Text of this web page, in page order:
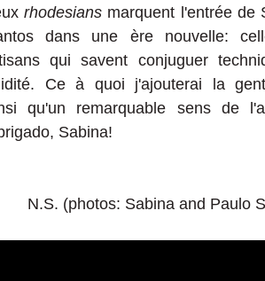
rhodesians marquent l'entrée de
dans une ère nouvelle:
qui savent conjuguer
Ce à quoi j'ajouterai la
qu'un remarquable sens de
Sabina!
N.S. (photos: Sabina and Paulo